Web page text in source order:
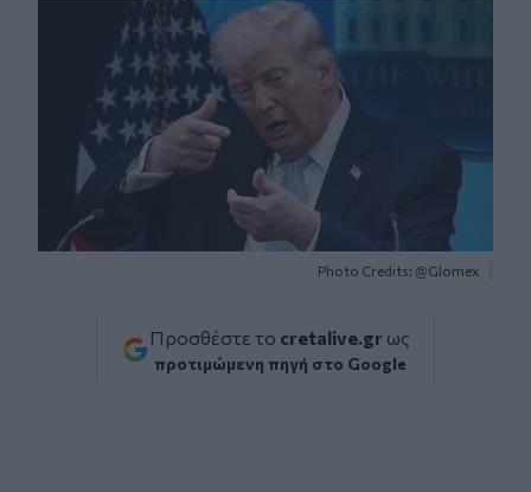
Photo Credits: @Glomex
Προσθέστε το cretalive.gr ως
προτιμώμενη πηγή στο Google